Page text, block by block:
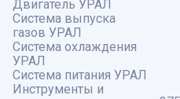
Двигатель УРАЛ
Система выпуска
газов УРАЛ
Система охлаждения
УРАЛ
Система питания УРАЛ
Инструменты и